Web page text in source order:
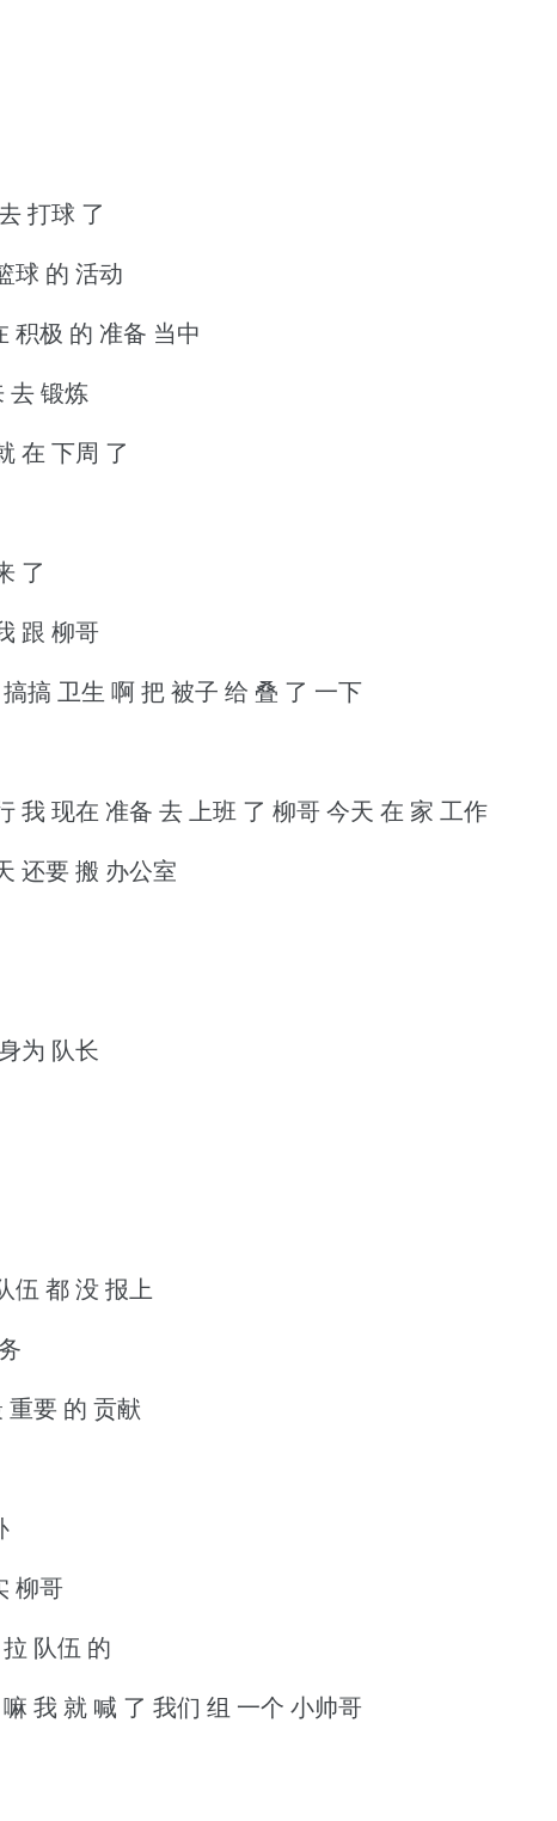
打球 了
球 的 活动
积极 的 准备 当中
去 锻炼
在 下周 了
了
跟 柳哥
搞 卫生 啊 把 被子 给 叠 了 一下
我 现在 准备 去 上班 了 柳哥 今天 在 家 工作
还要 搬 办公室
为 队长
伍 都 没 报上
重要 的 贡献
柳哥
队伍 的
我 就 喊 了 我们 组 一个 小帅哥